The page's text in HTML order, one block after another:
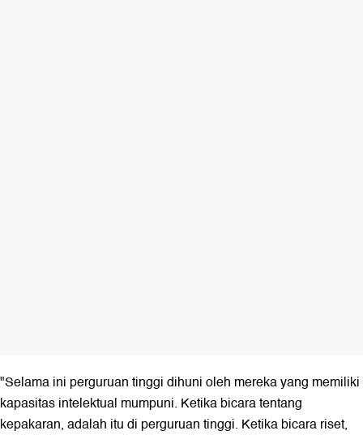
"Selama ini perguruan tinggi dihuni oleh mereka yang memiliki
kapasitas intelektual mumpuni. Ketika bicara tentang
kepakaran, adalah itu di perguruan tinggi. Ketika bicara riset,